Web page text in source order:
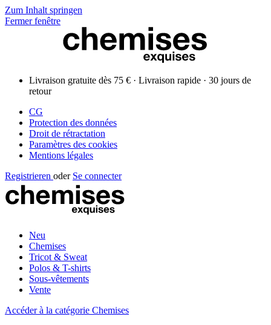
Zum Inhalt springen
Fermer fenêtre
Livraison gratuite dès 75 € · Livraison rapide · 30 jours de
retour
CG
Protection des données
Droit de rétractation
Paramètres des cookies
Mentions légales
Registrieren oder Se connecter
Neu
Chemises
Tricot & Sweat
Polos & T-shirts
Sous-vêtements
Vente
Accéder à la catégorie Chemises